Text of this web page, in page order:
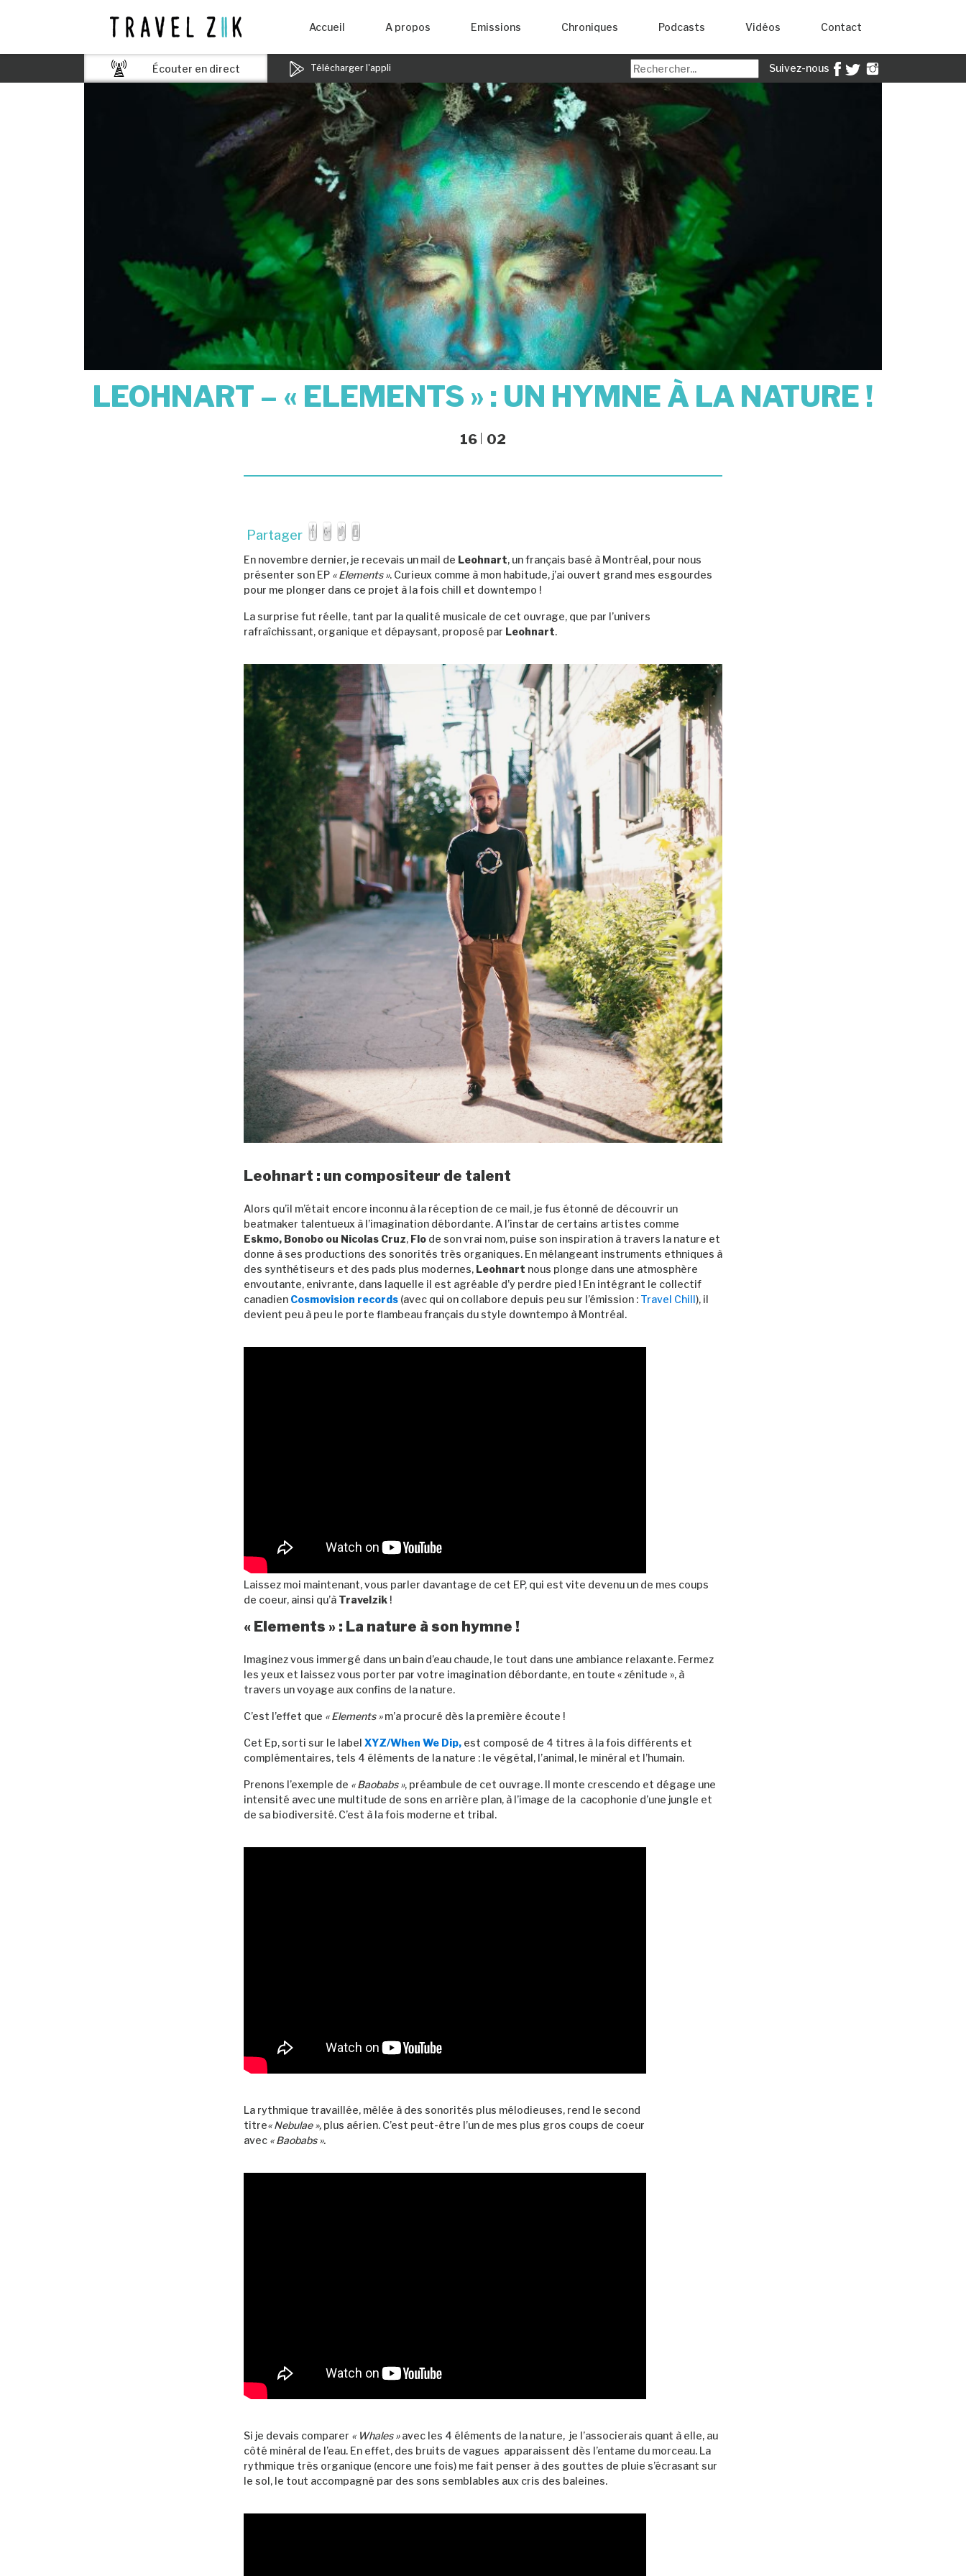
Accueil A propos Emissions Chroniques Podcasts Vidéos Contact
Écouter en direct Télécharger l'appli Suivez-nous
LEOHNART – « ELEMENTS » : UN HYMNE À LA NATURE !
16 02
Partager
En novembre dernier, je recevais un mail de Leohnart, un français basé à Montréal, pour nous
présenter son EP « Elements ». Curieux comme à mon habitude, j’ai ouvert grand mes esgourdes
pour me plonger dans ce projet à la fois chill et downtempo !
La surprise fut réelle, tant par la qualité musicale de cet ouvrage, que par l’univers
rafraîchissant, organique et dépaysant, proposé par Leohnart.
Leohnart : un compositeur de talent
Alors qu’il m’était encore inconnu à la réception de ce mail, je fus étonné de découvrir un
beatmaker talentueux à l’imagination débordante. A l’instar de certains artistes comme
Eskmo, Bonobo ou Nicolas Cruz, Flo de son vrai nom, puise son inspiration à travers la nature et
donne à ses productions des sonorités très organiques. En mélangeant instruments ethniques à
des synthétiseurs et des pads plus modernes, Leohnart nous plonge dans une atmosphère
envoutante, enivrante, dans laquelle il est agréable d’y perdre pied ! En intégrant le collectif
canadien Cosmovision records (avec qui on collabore depuis peu sur l’émission : Travel Chill), il
devient peu à peu le porte flambeau français du style downtempo à Montréal.
Laissez moi maintenant, vous parler davantage de cet EP, qui est vite devenu un de mes coups
de coeur, ainsi qu’à Travelzik !
« Elements » : La nature à son hymne !
Imaginez vous immergé dans un bain d’eau chaude, le tout dans une ambiance relaxante. Fermez
les yeux et laissez vous porter par votre imagination débordante, en toute « zénitude », à
travers un voyage aux confins de la nature.
C’est l’effet que « Elements »m’a procuré dès la première écoute !
Cet Ep, sorti sur le label XYZ/When We Dip, est composé de 4 titres à la fois différents et
complémentaires, tels 4 éléments de la nature : le végétal, l’animal, le minéral et l’humain.
Prenons l’exemple de « Baobabs », préambule de cet ouvrage. Il monte crescendo et dégage une
intensité avec une multitude de sons en arrière plan, à l’image de la cacophonie d’une jungle et
de sa biodiversité. C’est à la fois moderne et tribal.
La rythmique travaillée, mêlée à des sonorités plus mélodieuses, rend le second
titre« Nebulae », plus aérien. C’est peut-être l’un de mes plus gros coups de coeur
avec « Baobabs ».
Si je devais comparer « Whales »avec les 4 éléments de la nature, je l’associerais quant à elle, au
côté minéral de l’eau. En effet, des bruits de vagues apparaissent dès l’entame du morceau. La
rythmique très organique (encore une fois) me fait penser à des gouttes de pluie s’écrasant sur
le sol, le tout accompagné par des sons semblables aux cris des baleines.